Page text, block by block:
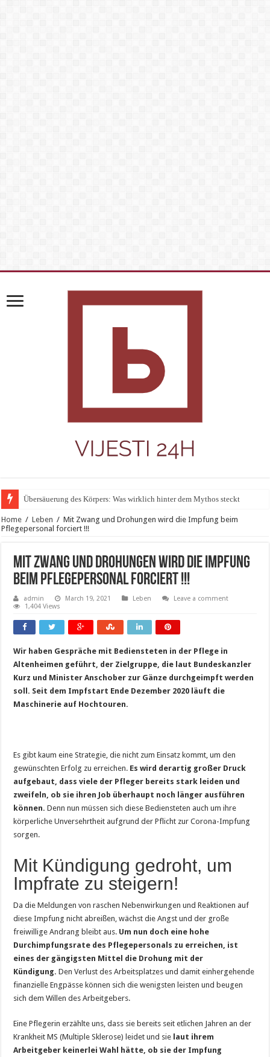
Übersäuerung des Körpers: Was wirklich hinter dem Mythos steckt
Home / Leben / Mit Zwang und Drohungen wird die Impfung beim
Pflegepersonal forciert !!!
Mit Zwang und Drohungen wird die Impfung
beim Pflegepersonal forciert !!!
admin March 19, 2021 Leben
Leave a comment
1,404 Views
Wir haben Gespräche mit Bediensteten in der Pflege in
Altenheimen geführt, der Zielgruppe, die laut Bundeskanzler
Kurz und Minister Anschober zur Gänze durchgeimpft werden
soll. Seit dem Impfstart Ende Dezember 2020 läuft die
Maschinerie auf Hochtouren.
Es gibt kaum eine Strategie, die nicht zum Einsatz kommt, um den
gewünschten Erfolg zu erreichen. Es wird derartig großer Druck
aufgebaut, dass viele der Pfleger bereits stark leiden und
zweifeln, ob sie ihren Job überhaupt noch länger ausführen
können. Denn nun müssen sich diese Bediensteten auch um ihre
körperliche Unversehrtheit aufgrund der Pflicht zur Corona-Impfung
sorgen.
Mit Kündigung gedroht, um
Impfrate zu steigern!
Da die Meldungen von raschen Nebenwirkungen und Reaktionen auf
diese Impfung nicht abreißen, wächst die Angst und der große
freiwillige Andrang bleibt aus. Um nun doch eine hohe
Durchimpfungsrate des Pflegepersonals zu erreichen, ist
eines der gängigsten Mittel die Drohung mit der
Kündigung. Den Verlust des Arbeitsplatzes und damit einhergehende
finanzielle Engpässe können sich die wenigsten leisten und beugen
sich dem Willen des Arbeitgebers.
Eine Pflegerin erzählte uns, dass sie bereits seit etlichen Jahren an der
Krankheit MS (Multiple Sklerose) leidet und sie laut ihrem
Arbeitgeber keinerlei Wahl hätte, ob sie der Impfung